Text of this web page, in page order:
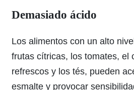
Demasiado ácido
Los alimentos con un alto
frutas cítricas, los tomates, el
refrescos y los tés, pueden
esmalte y provocar